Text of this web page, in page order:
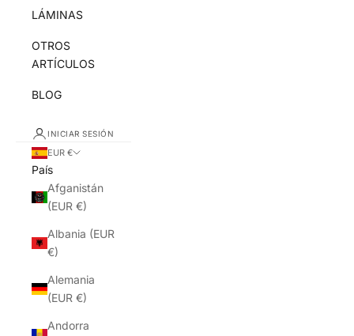
LÁMINAS
OTROS
ARTÍCULOS
BLOG
INICIAR SESIÓN
EUR €
País
Afganistán
(EUR €)
Albania (EUR
€)
Alemania
(EUR €)
Andorra